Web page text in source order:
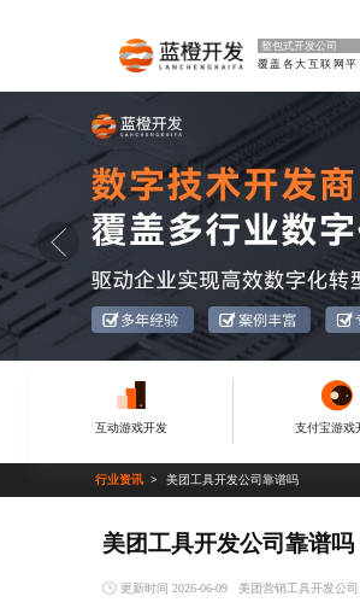
整包式开发公司
互动游戏开发 支付宝游戏
行业资讯 美团工具开发公司靠谱吗
美团工具开发公司靠谱吗
更新时间 2026-06-09 美团营销工具开发公司